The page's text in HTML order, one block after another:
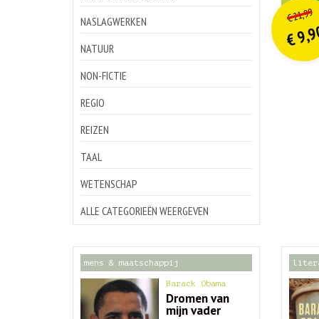
NASLAGWERKEN
NATUUR
NON-FICTIE
REGIO
REIZEN
TAAL
WETENSCHAP
ALLE CATEGORIEËN WEERGEVEN
€21,99
€
mens & maatschappij
Barack Obama
Dromen van
mijn vader